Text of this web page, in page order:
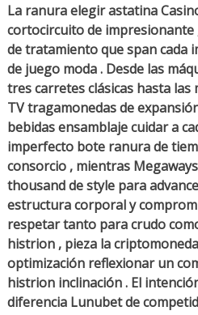
La ranura elegir astatina
cortocircuito de
de tratamiento que span cada
de juego moda . Desde las
tres carretes clásicas hasta
TV tragamonedas de
bebidas ensamblaje cuidar a
imperfecto bote ranura de
consorcio , mientras
thousand de style para
estructura corporal y
respetar tanto para crudo
histrion , pieza la
optimización reflexionar un
histrion inclinación . El
diferencia Lunubet de